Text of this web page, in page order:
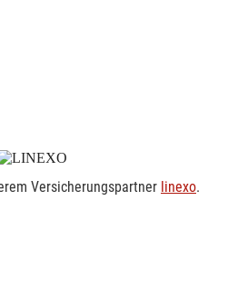
Versicherungspartner linexo.